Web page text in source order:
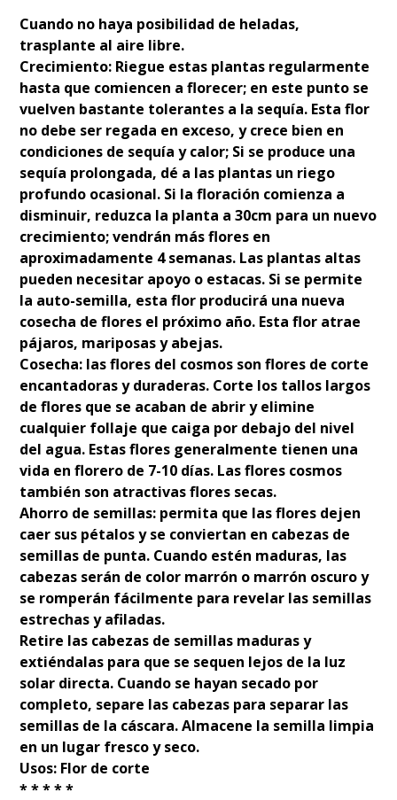
Cuando no haya posibilidad de heladas,
trasplante al aire libre.
Crecimiento: Riegue estas plantas regularmente
hasta que comiencen a florecer; en este punto se
vuelven bastante tolerantes a la sequía. Esta flor
no debe ser regada en exceso, y crece bien en
condiciones de sequía y calor; Si se produce una
sequía prolongada, dé a las plantas un riego
profundo ocasional. Si la floración comienza a
disminuir, reduzca la planta a 30cm para un nuevo
crecimiento; vendrán más flores en
aproximadamente 4 semanas. Las plantas altas
pueden necesitar apoyo o estacas. Si se permite
la auto-semilla, esta flor producirá una nueva
cosecha de flores el próximo año. Esta flor atrae
pájaros, mariposas y abejas.
Cosecha: las flores del cosmos son flores de corte
encantadoras y duraderas. Corte los tallos largos
de flores que se acaban de abrir y elimine
cualquier follaje que caiga por debajo del nivel
del agua. Estas flores generalmente tienen una
vida en florero de 7-10 días. Las flores cosmos
también son atractivas flores secas.
Ahorro de semillas: permita que las flores dejen
caer sus pétalos y se conviertan en cabezas de
semillas de punta. Cuando estén maduras, las
cabezas serán de color marrón o marrón oscuro y
se romperán fácilmente para revelar las semillas
estrechas y afiladas.
Retire las cabezas de semillas maduras y
extiéndalas para que se sequen lejos de la luz
solar directa. Cuando se hayan secado por
completo, separe las cabezas para separar las
semillas de la cáscara. Almacene la semilla limpia
en un lugar fresco y seco.
Usos: Flor de corte
* * * * *